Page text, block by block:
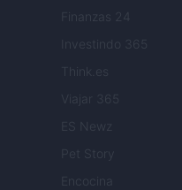
Finanzas 24
Investindo 365
Think.es
Viajar 365
ES Newz
Pet Story
Encocina